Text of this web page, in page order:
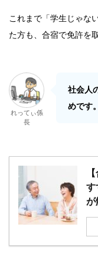
これまで「学生じゃな
た方も、合宿で免許を
れってぃ係
長
社会人
めです。
す
が